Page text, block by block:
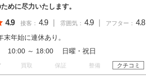
めに尽力いたします。
4.9 接客： 4.9 雰囲気： 4.9 アフター： 4.8
年始に連休あり。
～ 18:00 日曜・祝日
買取 保証 整備 クチコミ